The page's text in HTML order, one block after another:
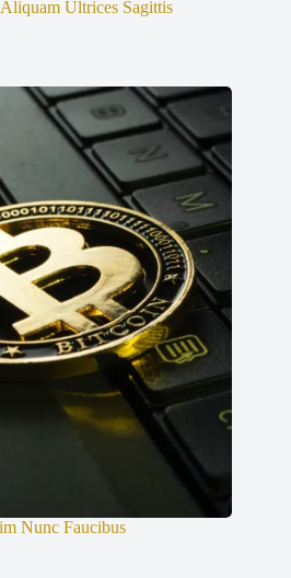
Ultrices Sagittis
Nunc Faucibus